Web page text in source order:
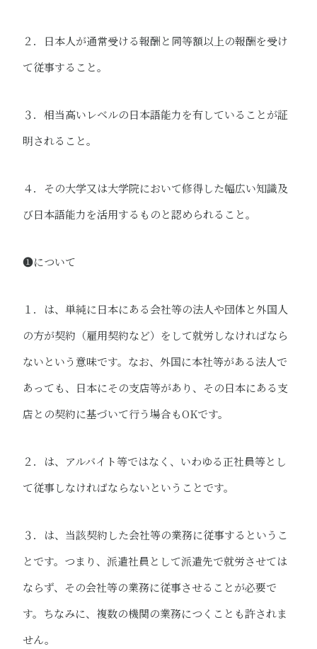
２．日本人が通常受ける報酬と同等額以上の報酬を受け
て従事すること。
３．相当高いレベルの日本語能力を有していることが証
明されること。
４．その大学又は大学院において修得した幅広い知識及
び日本語能力を活用するものと認められること。
❶について
１．は、単純に日本にある会社等の法人や団体と外国人
の方が契約（雇用契約など）をして就労しなければなら
ないという意味です。なお、外国に本社等がある法人で
あっても、日本にその支店等があり、その日本にある支
店との契約に基づいて行う場合もOKです。
２．は、アルバイト等ではなく、いわゆる正社員等とし
て従事しなければならないということです。
３．は、当該契約した会社等の業務に従事するというこ
とです。つまり、派遣社員として派遣先で就労させては
ならず、その会社等の業務に従事させることが必要で
す。ちなみに、複数の機関の業務につくことも許されま
せん。